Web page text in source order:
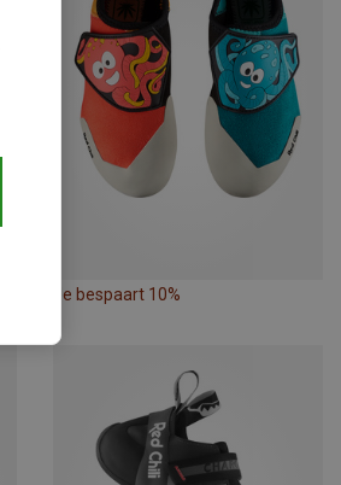
Je bespaart 10%